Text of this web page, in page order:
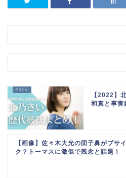
【2022】
和真と事実
【画像】佐々木大光の団子鼻がブサイ
ク？トーマスに激似で残念と話題！